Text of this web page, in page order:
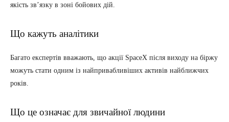
якість зв’язку в зоні бойових дій.
Що кажуть аналітики
Багато експертів вважають, що акції SpaceX після виходу на біржу
можуть стати одним із найпривабливіших активів найближчих
років.
Що це означає для звичайної людини